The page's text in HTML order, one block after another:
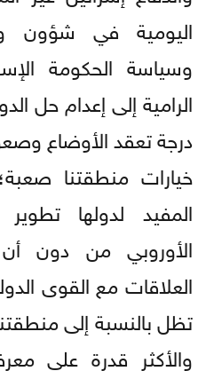
اليومية في شؤون
وسياسة الحكومة
الرامية إلى إعدام حل
درجة تعقد الأوضاع
خيارات منطقتنا
المفيد لدولها
الأوروبي من دون
العلاقات مع القوى
تظل بالنسبة إلى
والأكثر قدرة على